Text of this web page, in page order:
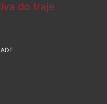
do traje